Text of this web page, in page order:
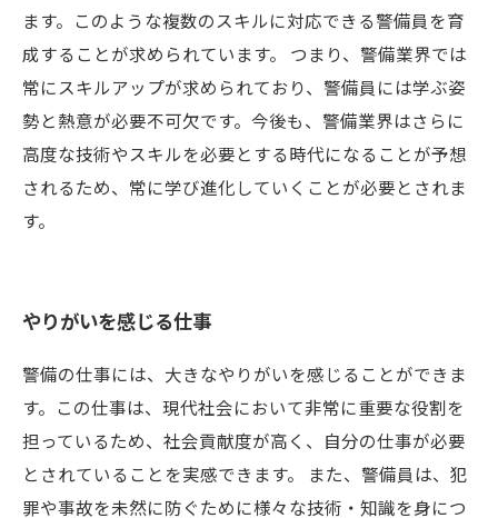
ます。このような複数のスキルに対応できる警備員を育
成することが求められています。 つまり、警備業界では
常にスキルアップが求められており、警備員には学ぶ姿
勢と熱意が必要不可欠です。今後も、警備業界はさらに
高度な技術やスキルを必要とする時代になることが予想
されるため、常に学び進化していくことが必要とされま
す。
やりがいを感じる仕事
警備の仕事には、大きなやりがいを感じることができま
す。この仕事は、現代社会において非常に重要な役割を
担っているため、社会貢献度が高く、自分の仕事が必要
とされていることを実感できます。 また、警備員は、犯
罪や事故を未然に防ぐために様々な技術・知識を身につ